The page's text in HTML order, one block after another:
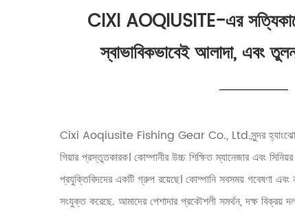
CIXI AOQIUSITE-এর
স্বাভাবিকভাবেই আলাদা, এবং
Cixi Aoqiusite Fishing Gear Co., Ltd.সুন্দর হ্যাংঝো
গিয়ার প্রস্তুতকারক। কোম্পানীর উচ্চ শিক্ষিত ম্যানেজার এবং
প্রযুক্তিবিদদের একটি গ্রুপ রয়েছে। কোম্পানি সবসময় গবেষণা
সংযুক্ত করেছে. আমাদের পেশাদার প্রকৌশলী সমর্থন, দক্ষ বিক্রয়